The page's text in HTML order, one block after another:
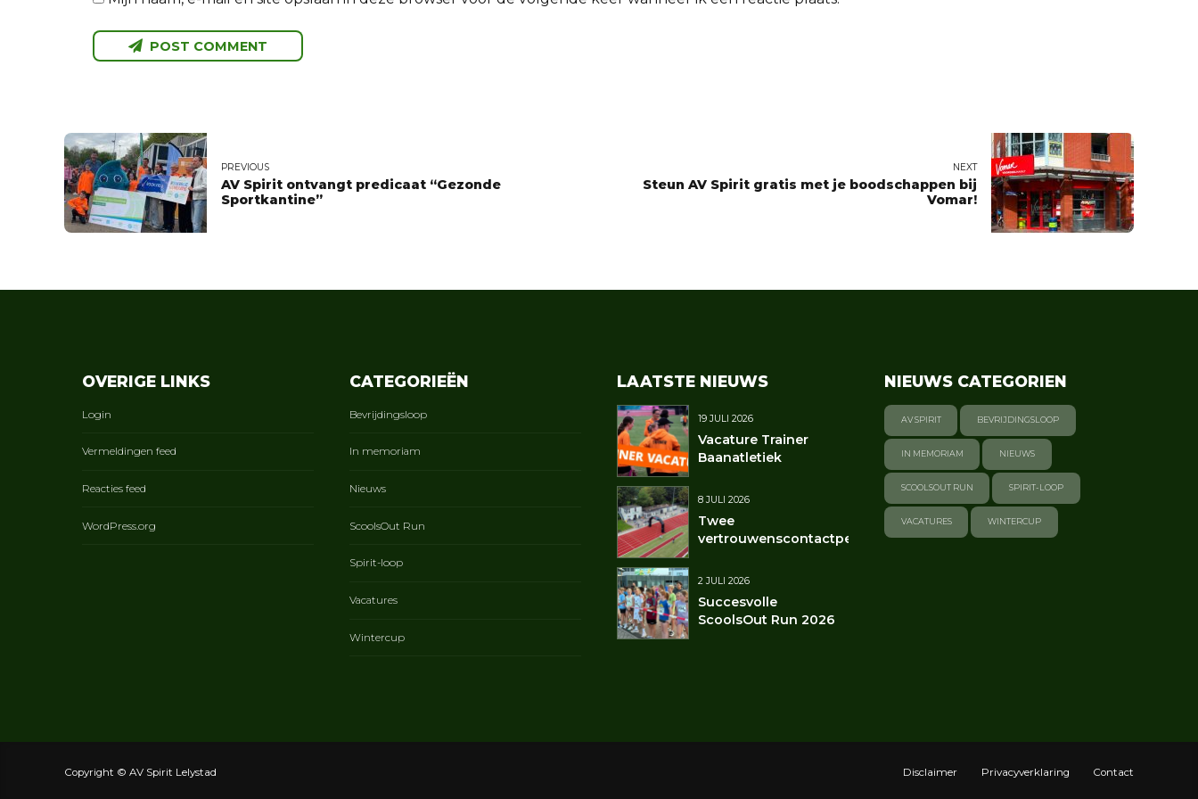
POST COMMENT
PREVIOUS
AV Spirit ontvangt predicaat “Gezonde
Sportkantine”
NEXT
Steun AV Spirit gratis met je boodschappen bij
Vomar!
OVERIGE LINKS
Login
Vermeldingen feed
Reacties feed
WordPress.org
CATEGORIEËN
Bevrijdingsloop
In memoriam
Nieuws
ScoolsOut Run
Spirit-loop
Vacatures
Wintercup
LAATSTE NIEUWS
19 JULI 2026
Vacature Trainer
Baanatletiek
8 JULI 2026
Twee
vertrouwenscontactpersonen
2 JULI 2026
Succesvolle
ScoolsOut Run 2026
NIEUWS CATEGORIEN
AV SPIRIT BEVRIJDINGSLOOP
IN MEMORIAM NIEUWS
SCOOLSOUT RUN SPIRIT-LOOP
VACATURES WINTERCUP
Copyright © AV Spirit Lelystad Disclaimer Privacyverklaring Contact